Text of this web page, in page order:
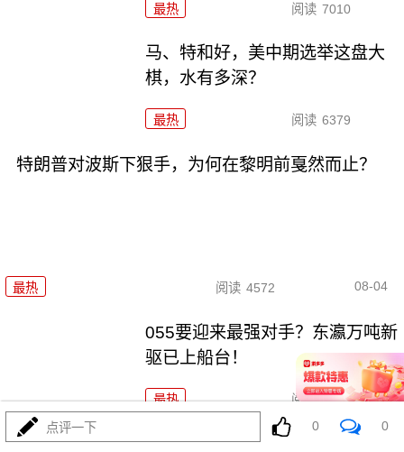
最热 阅读 7010
马、特和好，美中期选举这盘大
棋，水有多深？
最热 阅读 6379
特朗普对波斯下狠手，为何在黎明前戛然而止？
最热 阅读 4572 08-04
055要迎来最强对手？东瀛万吨新
驱已上船台！
最热 阅读 11151
千机压境：俄乌战场上的\"蜂群
点评一下 0 0